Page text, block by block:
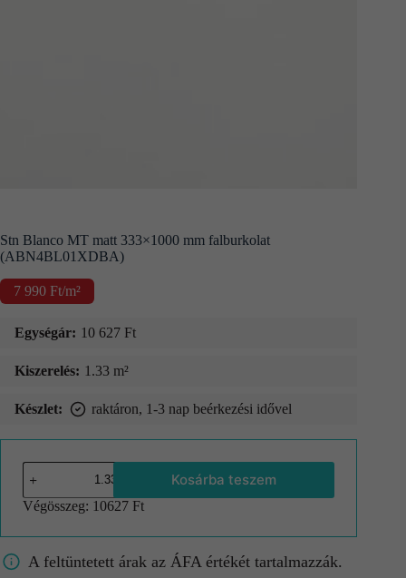
Stn Blanco MT matt 333×1000 mm falburkolat
(ABN4BL01XDBA)
7 990 Ft/m²
Egységár: 10 627 Ft
Kiszerelés: 1.33 m²
Készlet: raktáron, 1-3 nap beérkezési idővel
Kosárba teszem
Végösszeg: 10627 Ft
A feltüntetett árak az ÁFA értékét tartalmazzák.